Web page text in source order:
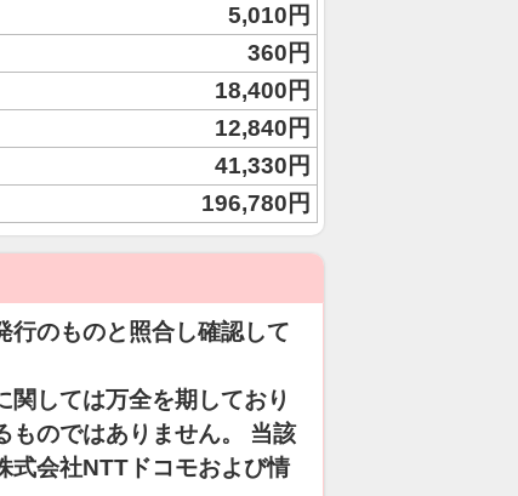
5,010円
360円
18,400円
12,840円
41,330円
196,780円
行のものと照合し確認して
しては万全を期しており
ものではありません。 当該
式会社NTTドコモおよび情